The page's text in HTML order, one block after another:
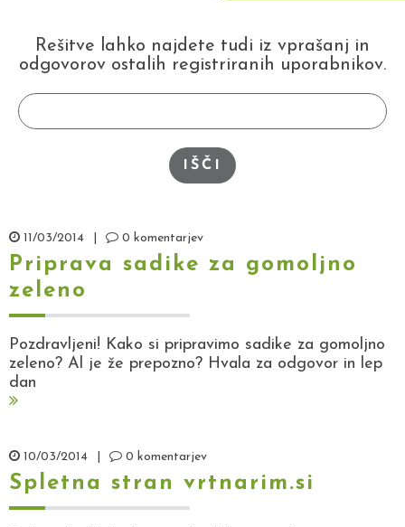
Rešitve lahko najdete tudi iz vprašanj in
odgovorov ostalih registriranih uporabnikov.
IŠČI
11/03/2014 0 komentarjev
Priprava sadike za gomoljno
zeleno
Pozdravljeni! Kako si pripravimo sadike za gomoljno
zeleno? Al je že prepozno? Hvala za odgovor in lep
dan
10/03/2014 0 komentarjev
Spletna stran vrtnarim.si